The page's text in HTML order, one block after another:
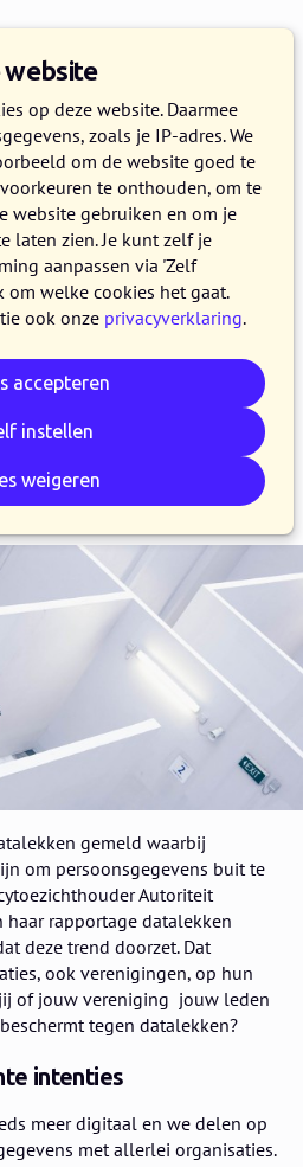
website
op deze website. Daarmee
zoals je IP-adres. We
om de website goed te
te onthouden, om te
website gebruiken en om je
laten zien. Je kunt zelf je
aanpassen via 'Zelf
om welke cookies het gaat.
ook onze privacyverklaring.
accepteren
instellen
weigeren
mij niet?
je vereniging
GROOT 3 MINUTEN LEZEN
vaker voor en ook
kwetsbaar voor. Hoe
van privacygevoelige
BlueskyReddit
gemeld waarbij
om persoonsgegevens buit te
Autoriteit
haar rapportage datalekken
deze trend doorzet. Dat
ook verenigingen, op hun
of jouw vereniging jouw leden
tegen datalekken?
intenties
meer digitaal en we delen op
met allerlei organisaties.